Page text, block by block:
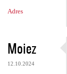
Adres
Moiez
12.10.2024